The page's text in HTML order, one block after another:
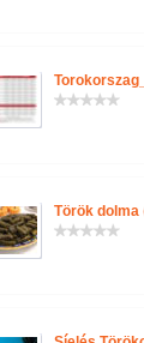
Török dolma